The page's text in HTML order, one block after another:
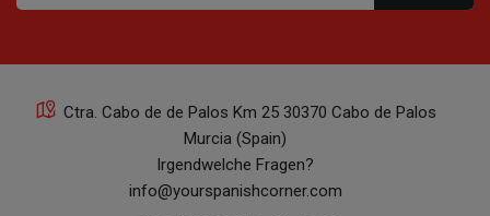
Ctra. Cabo de de Palos Km 25 30370 Cabo de Palos
Murcia (Spain)
Irgendwelche Fragen?
info@yourspanishcorner.com